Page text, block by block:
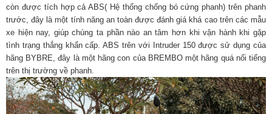
còn được tích hợp cả ABS( Hệ thống chống bó cứng phanh) trên phanh
trước, đây là một tính năng an toàn được đánh giá khá cao trên các mẫu
xe hiện nay, giúp chúng ta phần nào an tâm hơn khi vận hành khi gặp
tình trạng thắng khẩn cấp. ABS trên với Intruder 150 được sử dụng của
hãng BYBRE, đây là một hãng con của BREMBO một hãng quá nổi tiếng
trên thị trường về phanh.